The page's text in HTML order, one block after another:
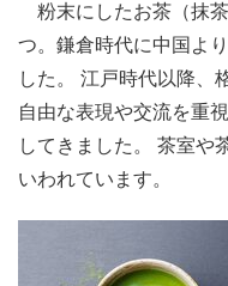
粉末にしたお茶（抹
つ。鎌倉時代に中国よ
した。 江戸時代以降、
自由な表現や交流を重
してきました。 茶室や
いわれています。